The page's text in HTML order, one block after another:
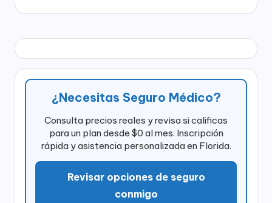
¿Necesitas Seguro Médico?
Consulta precios reales y revisa si calificas
para un plan desde $0 al mes. Inscripción
rápida y asistencia personalizada en Florida.
Revisar opciones de seguro
conmigo